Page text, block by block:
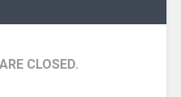
CLOSED.